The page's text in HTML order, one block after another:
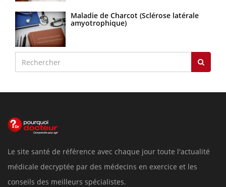
Maladie de Charcot (Sclérose latérale
amyotrophique)
Le site santé de référence avec chaque jour toute l'actualité
médicale decryptée par des médecins en exercice et les
conseils des meilleurs spécialistes.